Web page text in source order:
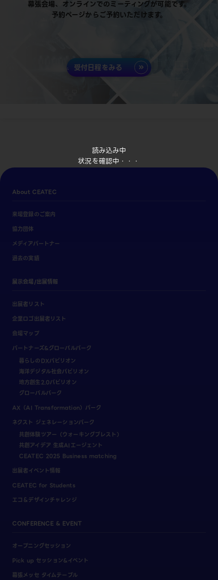
読み込み中
状況を確認中・・・
幕張会場、オンラインでのミーティングが可能です。
予約ページからご予約いただけます。
受付日程をみる
About CEATEC
来場登録のご案内
協力団体
メディアパートナー
過去の実績
展示会場/出展情報
出展者リスト
企業ロゴ出展者リスト
会場マップ
パートナーズ&グローバルパーク
暮らしのDXパビリオン
海洋デジタル社会パビリオン
地方創生2.0パビリオン
グローバルパーク
AX（AI Transformation）パーク
ネクスト ジェネレーションパーク
共創体験ツアー（ウォーキングブレスト）
共創アイデア 生成AIエージェント
CEATEC 2025 Business matching
出展者イベント情報
CEATEC for Students
エコ＆デザインチャレンジ
CONFERENCE & EVENT
オープニングセッション
Pick up セッション&イベント
幕張メッセ タイムテーブル